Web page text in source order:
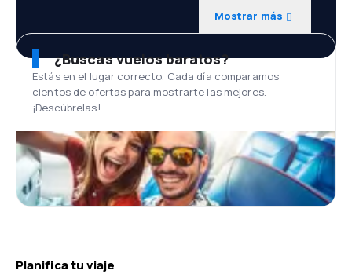
Mostrar más
¿Buscas vuelos baratos?
Estás en el lugar correcto. Cada día comparamos
cientos de ofertas para mostrarte las mejores.
¡Descúbrelas!
Planifica tu viaje